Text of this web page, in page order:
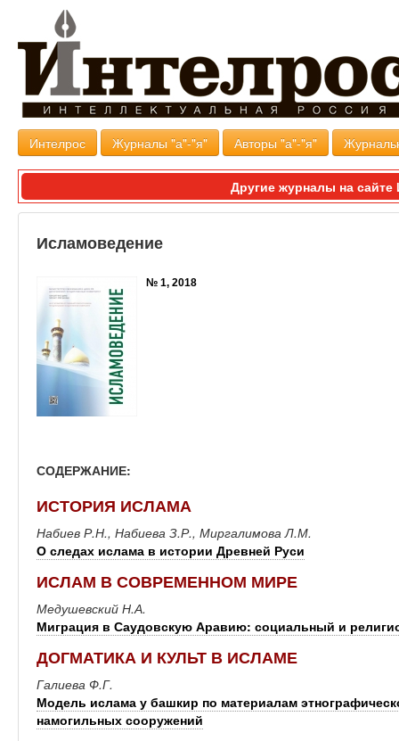
Интелрос Журналы "а"-"я" Авторы "а"-"я"
Другие журналы на
Исламоведение
№ 1, 2018
СОДЕРЖАНИЕ:
ИСТОРИЯ ИСЛАМА
Набиев Р.Н., Набиева З.Р., Миргалимова Л.М.
О следах ислама в истории Древней Руси
ИСЛАМ В СОВРЕМЕННОМ МИРЕ
Медушевский Н.А.
Миграция в Саудовскую Аравию: социальный и
ДОГМАТИКА И КУЛЬТ В ИСЛАМЕ
Галиева Ф.Г.
Модель ислама у башкир по материалам
намогильных сооружений